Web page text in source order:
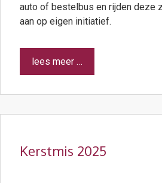
auto of bestelbus en rijden deze
aan op eigen initiatief.
lees meer …
Kerstmis 2025